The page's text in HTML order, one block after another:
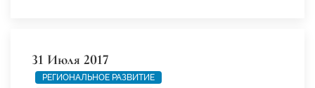
31 Июля 2017
РЕГИОНАЛЬНОЕ РАЗВИТИЕ